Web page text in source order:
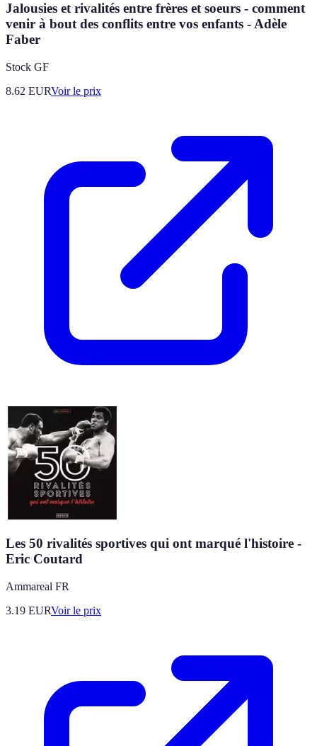
Jalousies et rivalités entre frères et soeurs - comment
venir à bout des conflits entre vos enfants - Adèle
Faber
Stock GF
8.62 EURVoir le prix
Les 50 rivalités sportives qui ont marqué l'histoire -
Eric Coutard
Ammareal FR
3.19 EURVoir le prix